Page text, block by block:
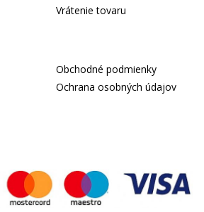
Vrátenie tovaru
Obchodné podmienky
Ochrana osobných údajov